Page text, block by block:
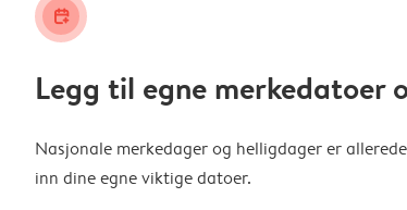
calendar_plus
Legg til egne merkedatoer
Nasjonale merkedager og helligdager er
inn dine egne viktige datoer.